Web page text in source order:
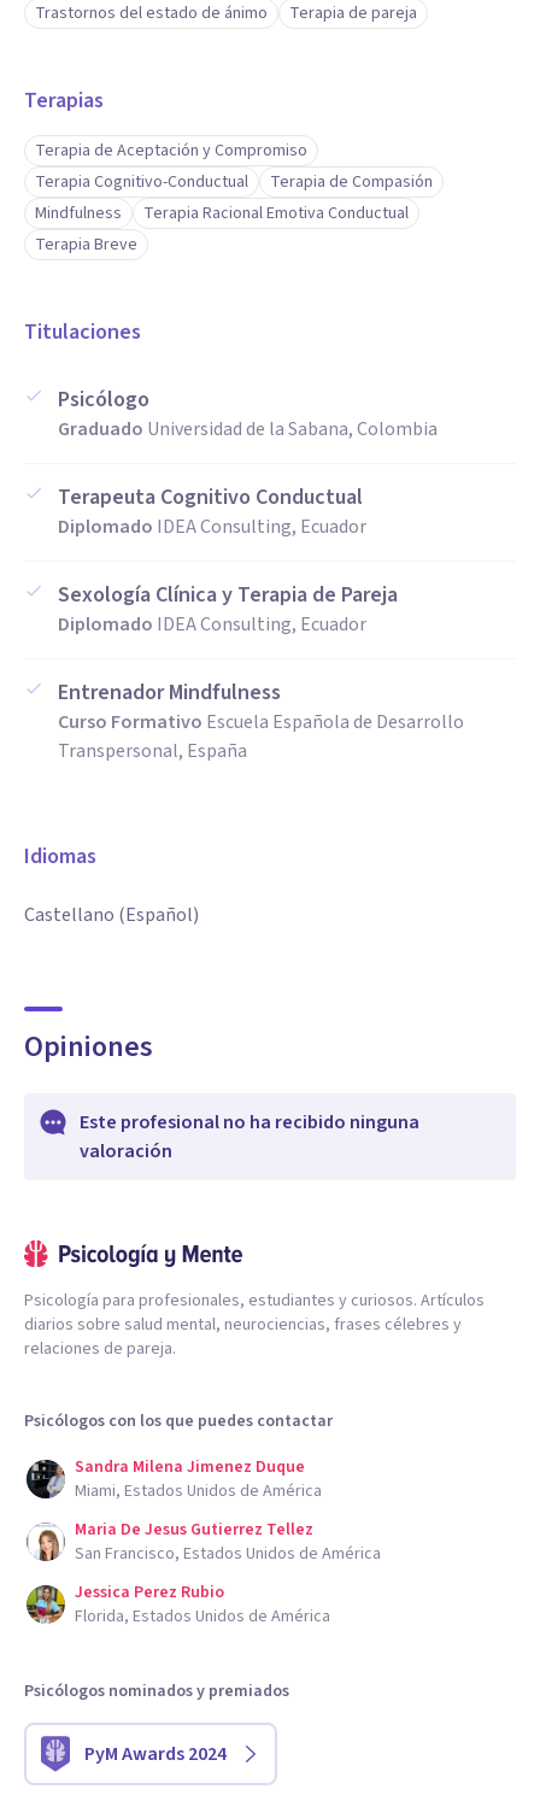
Trastornos del estado de ánimo
Terapia de pareja
Terapias
Terapia de Aceptación y Compromiso
Terapia Cognitivo-Conductual
Terapia de Compasión
Mindfulness
Terapia Racional Emotiva Conductual
Terapia Breve
Titulaciones
Psicólogo
Graduado Universidad de la Sabana, Colombia
Terapeuta Cognitivo Conductual
Diplomado IDEA Consulting, Ecuador
Sexología Clínica y Terapia de Pareja
Diplomado IDEA Consulting, Ecuador
Entrenador Mindfulness
Curso Formativo Escuela Española de Desarrollo
Transpersonal, España
Idiomas
Castellano (Español)
Opiniones
Este profesional no ha recibido ninguna
valoración
Psicología para profesionales, estudiantes y curiosos. Artículos
diarios sobre salud mental, neurociencias, frases célebres y
relaciones de pareja.
Psicólogos con los que puedes contactar
Sandra Milena Jimenez Duque
Miami, Estados Unidos de América
Maria De Jesus Gutierrez Tellez
San Francisco, Estados Unidos de América
Jessica Perez Rubio
Florida, Estados Unidos de América
Psicólogos nominados y premiados
PyM Awards 2024